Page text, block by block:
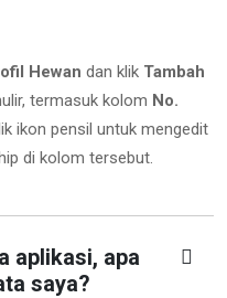
Hewan dan klik Tambah
termasuk kolom No.
ikon pensil untuk mengedit
di kolom tersebut.
aplikasi, apa
saya?